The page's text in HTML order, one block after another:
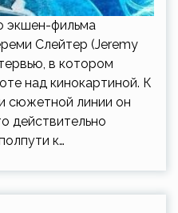
экшен-фильма
Слейтер (Jeremy
в котором
над кинокартиной. К
сюжетной линии он
действительно
к…